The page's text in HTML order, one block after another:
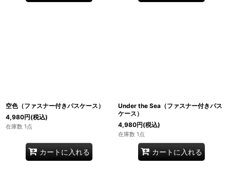
空色（ファスナー付きパスケース）
4,980円(税込)
在庫数 1点
カートに入れる
Under the Sea（ファスナー付きパス
ケース）
4,980円(税込)
在庫数 1点
カートに入れる